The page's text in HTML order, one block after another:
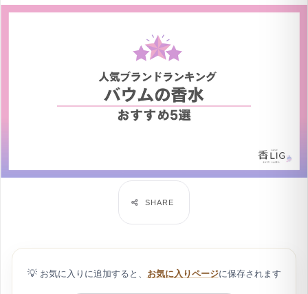
💡 お気に入りに追加すると、 お気に入りページに保存されます